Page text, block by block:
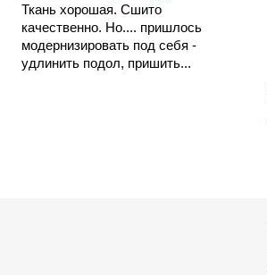
Ткань хорошая. Сшито
качественно. Но.... пришлось
модернизировать под себя -
удлинить подол, пришить...